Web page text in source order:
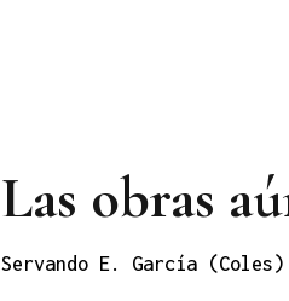
Las obras
Servando E. García (Coles)